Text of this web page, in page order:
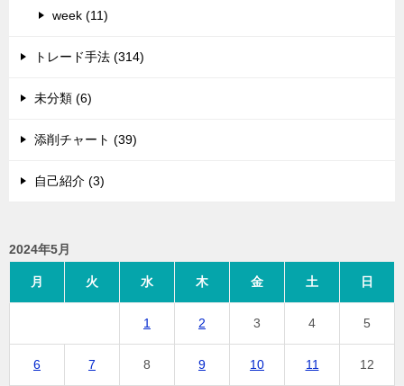
week (11)
トレード手法 (314)
未分類 (6)
添削チャート (39)
自己紹介 (3)
2024年5月
月 火 水 木 金 土 日
1 2 3 4 5
6 7 8 9 10 11 12